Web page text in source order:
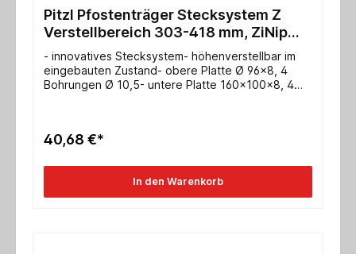
Pitzl Pfostenträger Stecksystem Z
Verstellbereich 303-418 mm, ZiNip
Einzelabnahme
- innovatives Stecksystem- höhenverstellbar im
eingebauten Zustand- obere Platte Ø 96x8, 4
Bohrungen Ø 10,5- untere Platte 160x100x8, 4
Tragfähigkeit Druck/Zug für Holz: 152,0 / 50,0 kN-
40,68 €*
In den Warenkorb